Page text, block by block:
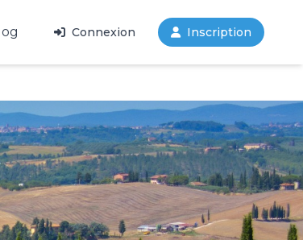
Connexion Inscription